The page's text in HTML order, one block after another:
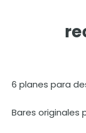
6 planes para
Bares originales